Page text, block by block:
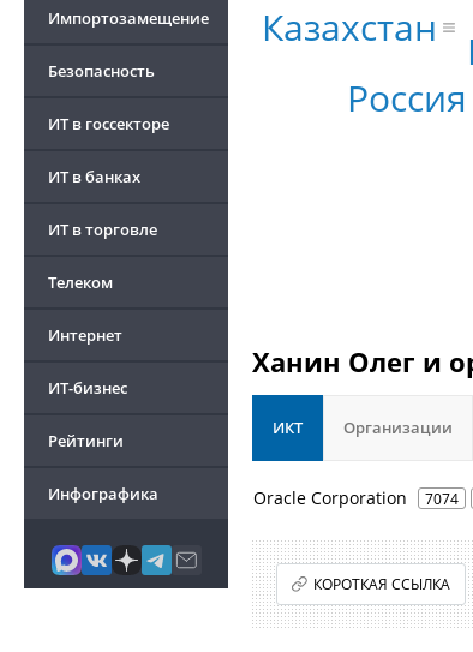
Импортозамещение
Безопасность
ИТ в госсекторе
ИТ в банках
ИТ в торговле
Телеком
Интернет
ИТ-бизнес
Рейтинги
Инфографика
Россия
Казахстан
Ханин Олег и
ИКТ Организации
Oracle Corporation 7074
КОРОТКАЯ ССЫЛКА